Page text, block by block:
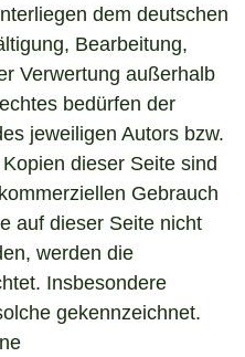
dem deutschen
Bearbeitung,
Verwertung außerhalb
bedürfen der
jeweiligen Autors bzw.
dieser Seite sind
Gebrauch
auf dieser Seite nicht
werden die
Insbesondere
gekennzeichnet.